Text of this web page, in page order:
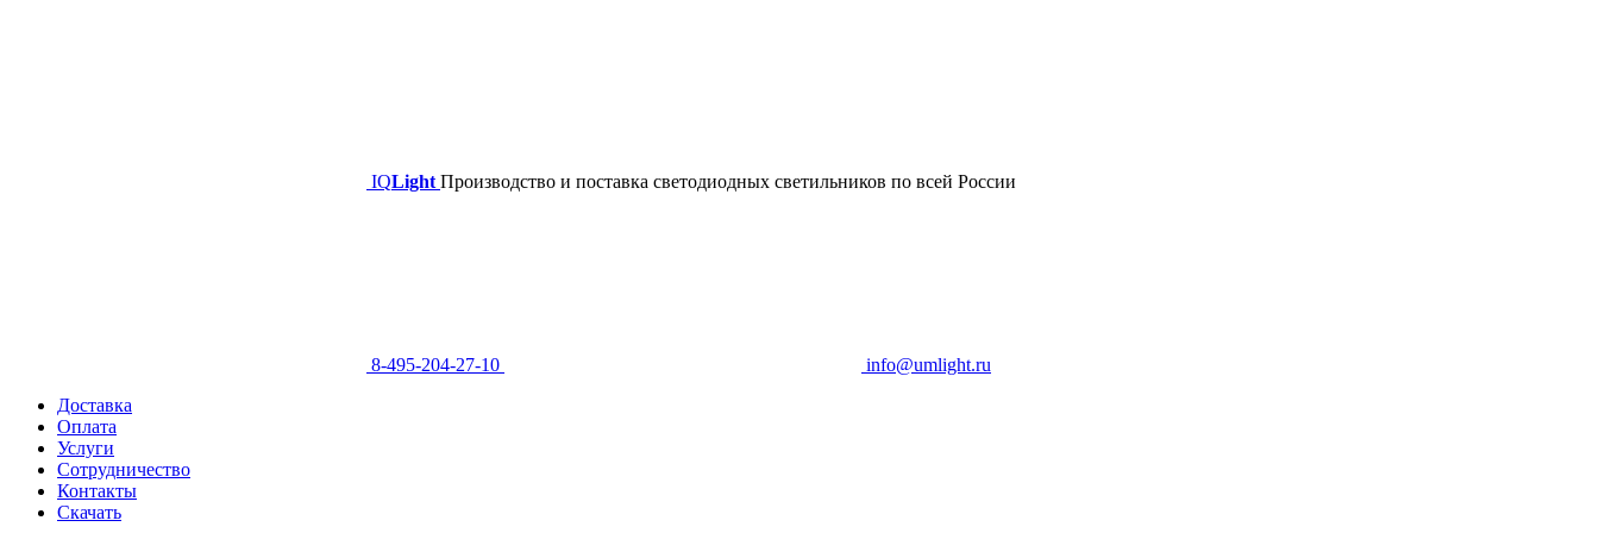
IQLight Производство и поставка светодиодных светильников по всей России
8-495-204-27-10
info@umlight.ru
Доставка
Оплата
Услуги
Сотрудничество
Контакты
Скачать